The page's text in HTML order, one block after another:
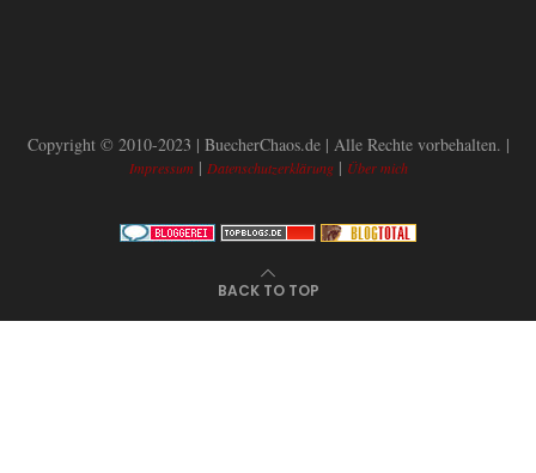
Copyright © 2010-2023 | BuecherChaos.de | Alle Rechte vorbehalten. |
Impressum | Datenschutzerklärung| Über mich
BACK TO TOP